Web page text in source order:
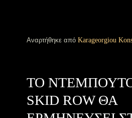
Αναρτήθηκε από Karageorgiou
ΤΟ
SKID ROW ΘΑ